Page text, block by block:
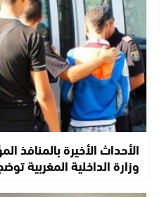
الأحداث الأخيرة بالمنافذ
وزارة الداخلية المغربية